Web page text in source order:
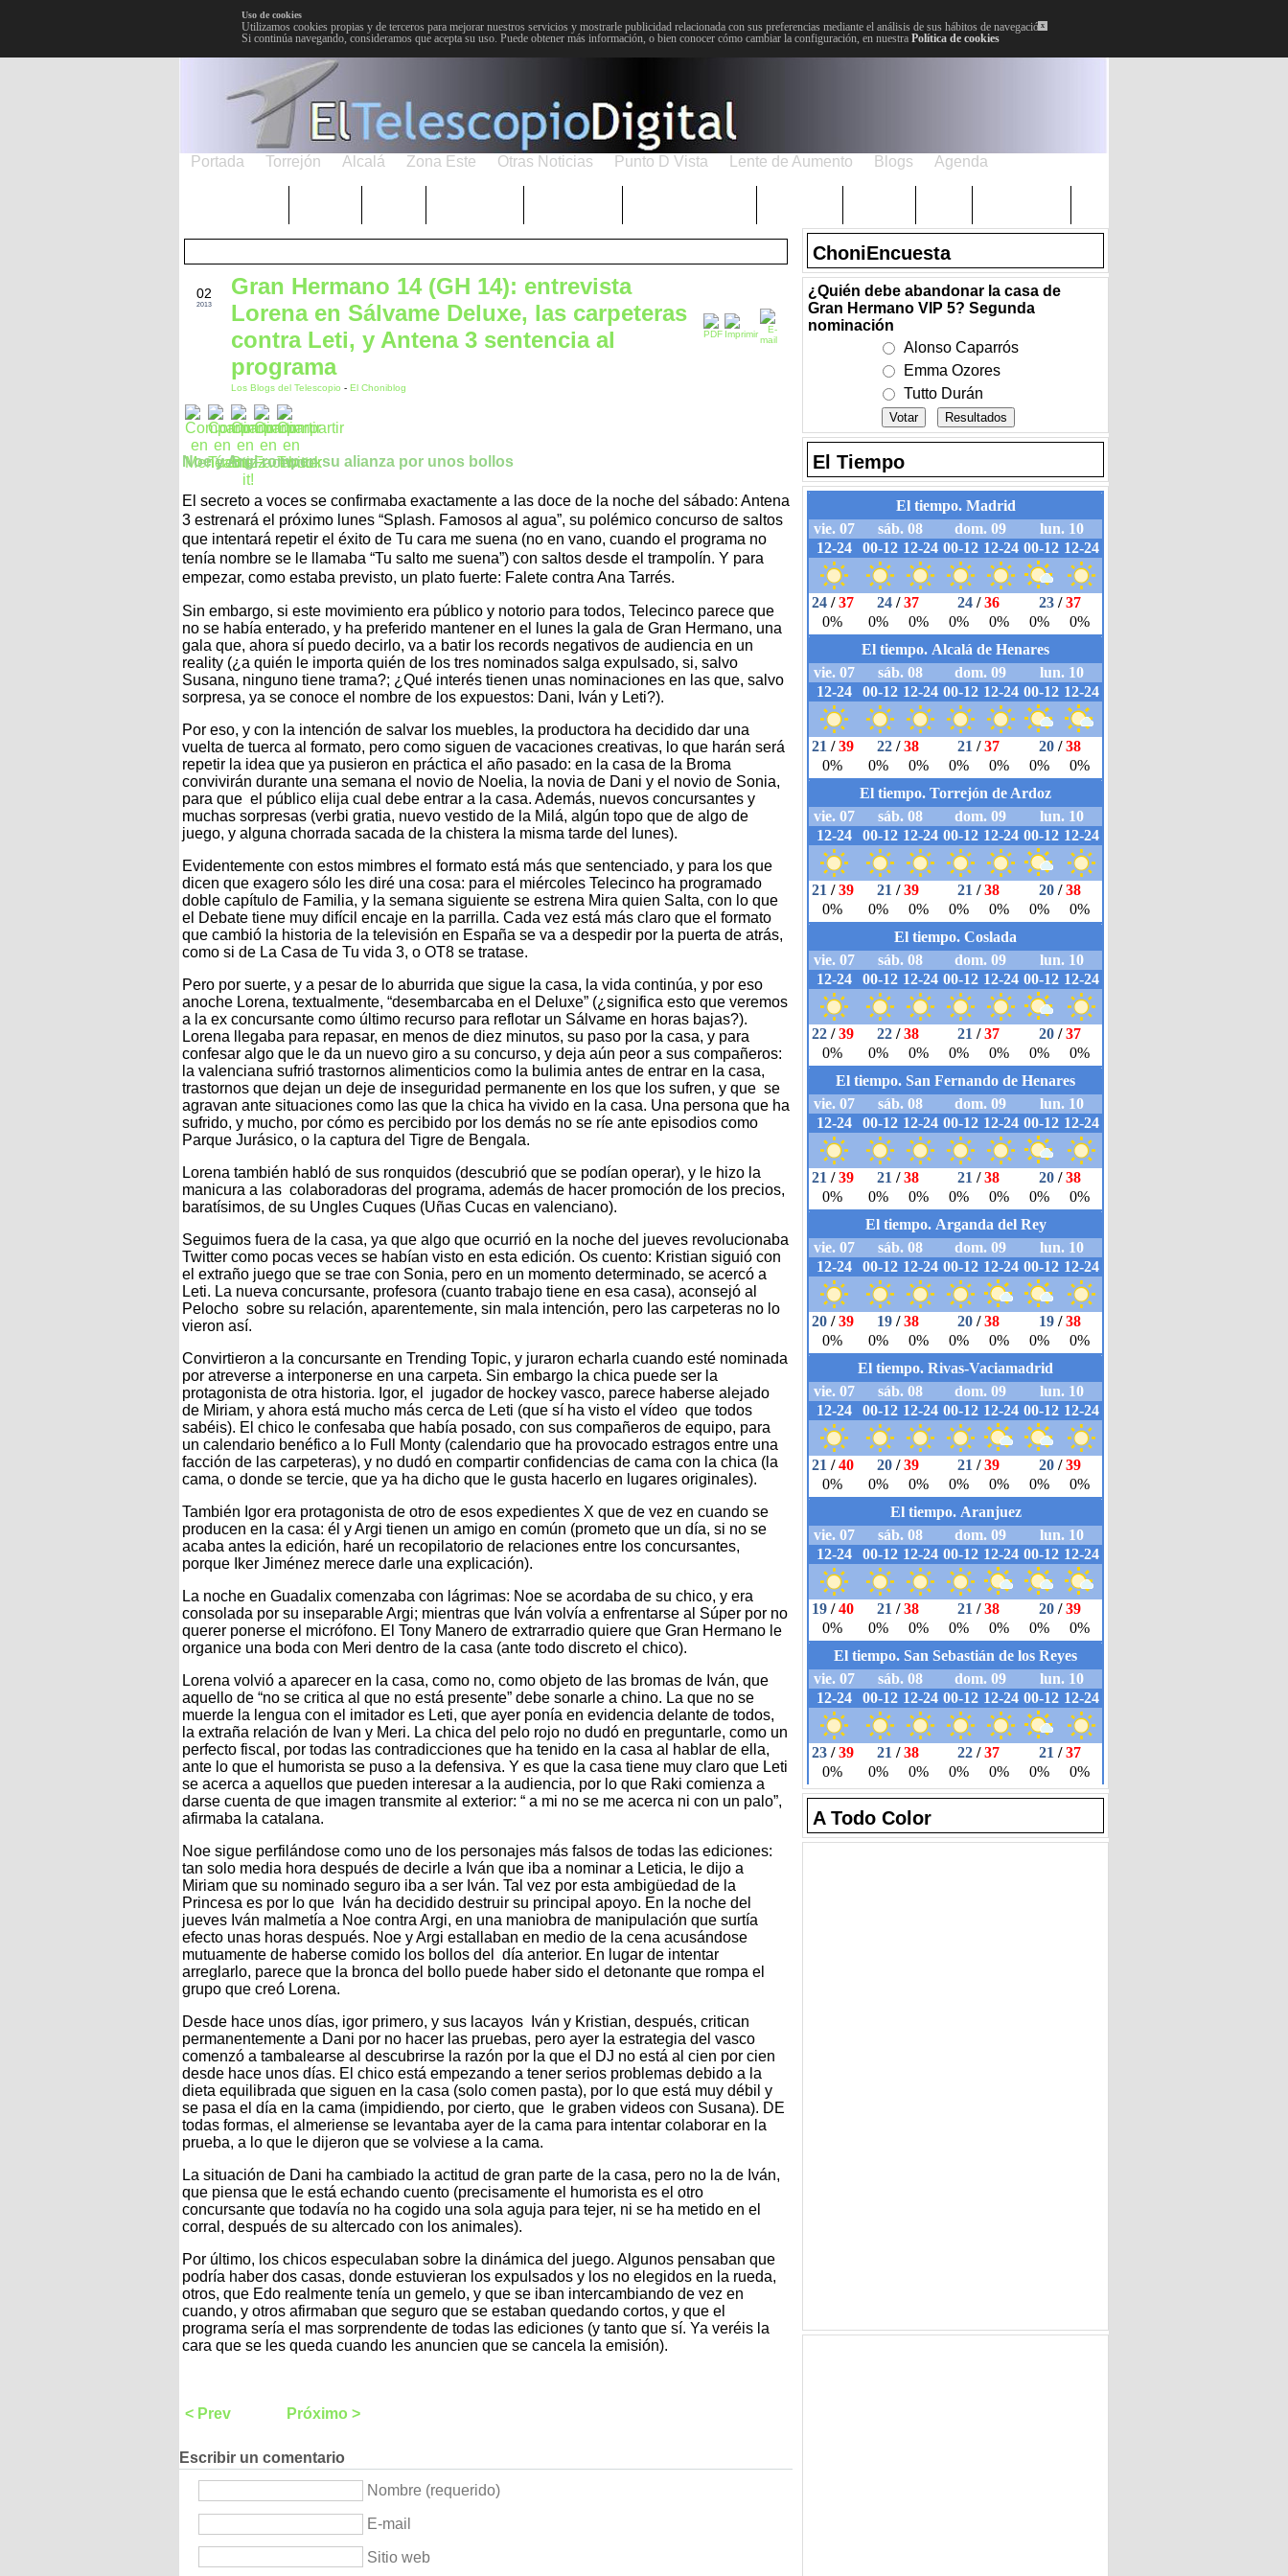
x
Uso de cookies
Utilizamos cookies propias y de terceros para mejorar nuestros servicios y mostrarle publicidad relacionada con sus preferencias mediante el análisis de sus hábitos de navegación.
Si continúa navegando, consideramos que acepta su uso. Puede obtener más información, o bien conocer cómo cambiar la configuración, en nuestra Política de cookies
Portada Torrejón Alcalá Zona Este Otras Noticias Punto D Vista Lente de Aumento Blogs Agenda
02
2013
Gran Hermano 14 (GH 14): entrevista
Lorena en Sálvame Deluxe, las carpeteras
contra Leti, y Antena 3 sentencia al
programa
Los Blogs del Telescopio - El Choniblog
Noe y Argi rompen su alianza por unos bollos
El secreto a voces se confirmaba exactamente a las doce de la noche del sábado: Antena
3 estrenará el próximo lunes “Splash. Famosos al agua”, su polémico concurso de saltos
que intentará repetir el éxito de Tu cara me suena (no en vano, cuando el programa no
tenía nombre se le llamaba “Tu salto me suena”) con saltos desde el trampolín. Y para
empezar, como estaba previsto, un plato fuerte: Falete contra Ana Tarrés.
Sin embargo, si este movimiento era público y notorio para todos, Telecinco parece que
no se había enterado, y ha preferido mantener en el lunes la gala de Gran Hermano, una
gala que, ahora sí puedo decirlo, va a batir los records negativos de audiencia en un
reality (¿a quién le importa quién de los tres nominados salga expulsado, si, salvo
Susana, ninguno tiene trama?; ¿Qué interés tienen unas nominaciones en las que, salvo
sorpresa, ya se conoce el nombre de los expuestos: Dani, Iván y Leti?).
Por eso, y con la intención de salvar los muebles, la productora ha decidido dar una
vuelta de tuerca al formato, pero como siguen de vacaciones creativas, lo que harán será
repetir la idea que ya pusieron en práctica el año pasado: en la casa de la Broma
convivirán durante una semana el novio de Noelia, la novia de Dani y el novio de Sonia,
para que el público elija cual debe entrar a la casa. Además, nuevos concursantes y
muchas sorpresas (verbi gratia, nuevo vestido de la Milá, algún topo que de algo de
juego, y alguna chorrada sacada de la chistera la misma tarde del lunes).
Evidentemente con estos mimbres el formato está más que sentenciado, y para los que
dicen que exagero sólo les diré una cosa: para el miércoles Telecinco ha programado
doble capítulo de Familia, y la semana siguiente se estrena Mira quien Salta, con lo que
el Debate tiene muy difícil encaje en la parrilla. Cada vez está más claro que el formato
que cambió la historia de la televisión en España se va a despedir por la puerta de atrás,
como si de La Casa de Tu vida 3, o OT8 se tratase.
Pero por suerte, y a pesar de lo aburrida que sigue la casa, la vida continúa, y por eso
anoche Lorena, textualmente, “desembarcaba en el Deluxe” (¿significa esto que veremos
a la ex concursante como último recurso para reflotar un Sálvame en horas bajas?).
Lorena llegaba para repasar, en menos de diez minutos, su paso por la casa, y para
confesar algo que le da un nuevo giro a su concurso, y deja aún peor a sus compañeros:
la valenciana sufrió trastornos alimenticios como la bulimia antes de entrar en la casa,
trastornos que dejan un deje de inseguridad permanente en los que los sufren, y que se
agravan ante situaciones como las que la chica ha vivido en la casa. Una persona que ha
sufrido, y mucho, por cómo es percibido por los demás no se ríe ante episodios como
Parque Jurásico, o la captura del Tigre de Bengala.
Lorena también habló de sus ronquidos (descubrió que se podían operar), y le hizo la
manicura a las colaboradoras del programa, además de hacer promoción de los precios,
baratísimos, de su Ungles Cuques (Uñas Cucas en valenciano).
Seguimos fuera de la casa, ya que algo que ocurrió en la noche del jueves revolucionaba
Twitter como pocas veces se habían visto en esta edición. Os cuento: Kristian siguió con
el extraño juego que se trae con Sonia, pero en un momento determinado, se acercó a
Leti. La nueva concursante, profesora (cuanto trabajo tiene en esa casa), aconsejó al
Pelocho sobre su relación, aparentemente, sin mala intención, pero las carpeteras no lo
vieron así.
Convirtieron a la concursante en Trending Topic, y juraron echarla cuando esté nominada
por atreverse a interponerse en una carpeta. Sin embargo la chica puede ser la
protagonista de otra historia. Igor, el jugador de hockey vasco, parece haberse alejado
de Miriam, y ahora está mucho más cerca de Leti (que sí ha visto el vídeo que todos
sabéis). El chico le confesaba que había posado, con sus compañeros de equipo, para
un calendario benéfico a lo Full Monty (calendario que ha provocado estragos entre una
facción de las carpeteras), y no dudó en compartir confidencias de cama con la chica (la
cama, o donde se tercie, que ya ha dicho que le gusta hacerlo en lugares originales).
También Igor era protagonista de otro de esos expedientes X que de vez en cuando se
producen en la casa: él y Argi tienen un amigo en común (prometo que un día, si no se
acaba antes la edición, haré un recopilatorio de relaciones entre los concursantes,
porque Iker Jiménez merece darle una explicación).
La noche en Guadalix comenzaba con lágrimas: Noe se acordaba de su chico, y era
consolada por su inseparable Argi; mientras que Iván volvía a enfrentarse al Súper por no
querer ponerse el micrófono. El Tony Manero de extrarradio quiere que Gran Hermano le
organice una boda con Meri dentro de la casa (ante todo discreto el chico).
Lorena volvió a aparecer en la casa, como no, como objeto de las bromas de Iván, que
aquello de “no se critica al que no está presente” debe sonarle a chino. La que no se
muerde la lengua con el imitador es Leti, que ayer ponía en evidencia delante de todos,
la extraña relación de Ivan y Meri. La chica del pelo rojo no dudó en preguntarle, como un
perfecto fiscal, por todas las contradicciones que ha tenido en la casa al hablar de ella,
ante lo que el humorista se puso a la defensiva. Y es que la casa tiene muy claro que Leti
se acerca a aquellos que pueden interesar a la audiencia, por lo que Raki comienza a
darse cuenta de que imagen transmite al exterior: “ a mi no se me acerca ni con un palo”,
afirmaba la catalana.
Noe sigue perfilándose como uno de los personajes más falsos de todas las ediciones:
tan solo media hora después de decirle a Iván que iba a nominar a Leticia, le dijo a
Miriam que su nominado seguro iba a ser Iván. Tal vez por esta ambigüedad de la
Princesa es por lo que Iván ha decidido destruir su principal apoyo. En la noche del
jueves Iván malmetía a Noe contra Argi, en una maniobra de manipulación que surtía
efecto unas horas después. Noe y Argi estallaban en medio de la cena acusándose
mutuamente de haberse comido los bollos del día anterior. En lugar de intentar
arreglarlo, parece que la bronca del bollo puede haber sido el detonante que rompa el
grupo que creó Lorena.
Desde hace unos días, igor primero, y sus lacayos Iván y Kristian, después, critican
permanentemente a Dani por no hacer las pruebas, pero ayer la estrategia del vasco
comenzó a tambalearse al descubrirse la razón por la que el DJ no está al cien por cien
desde hace unos días. El chico está empezando a tener serios problemas debido a la
dieta equilibrada que siguen en la casa (solo comen pasta), por lo que está muy débil y
se pasa el día en la cama (impidiendo, por cierto, que le graben videos con Susana). DE
todas formas, el almeriense se levantaba ayer de la cama para intentar colaborar en la
prueba, a lo que le dijeron que se volviese a la cama.
La situación de Dani ha cambiado la actitud de gran parte de la casa, pero no la de Iván,
que piensa que le está echando cuento (precisamente el humorista es el otro
concursante que todavía no ha cogido una sola aguja para tejer, ni se ha metido en el
corral, después de su altercado con los animales).
Por último, los chicos especulaban sobre la dinámica del juego. Algunos pensaban que
podría haber dos casas, donde estuvieran los expulsados y los no elegidos en la rueda,
otros, que Edo realmente tenía un gemelo, y que se iban intercambiando de vez en
cuando, y otros afirmaban que seguro que se estaban quedando cortos, y que el
programa sería el mas sorprendente de todas las ediciones (y tanto que sí. Ya veréis la
cara que se les queda cuando les anuncien que se cancela la emisión).
< Prev Próximo >
Escribir un comentario
Nombre (requerido)
E-mail
Sitio web
ChoniEncuesta
¿Quién debe abandonar la casa de
Gran Hermano VIP 5? Segunda
nominación
Alonso Caparrós
Emma Ozores
Tutto Durán
El Tiempo
A Todo Color